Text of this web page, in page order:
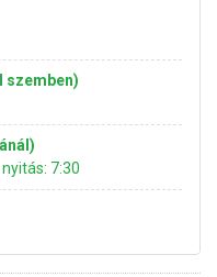
szemben)
7:30